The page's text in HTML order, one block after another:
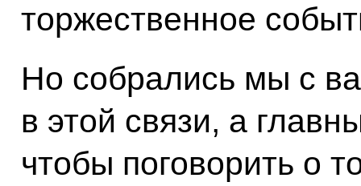
торжественное
Но собрались мы с
в этой связи, а
чтобы поговорить о